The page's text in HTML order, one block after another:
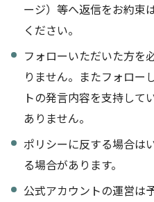
ージ）等へ返信をお約束
ください。
フォローいただいた方を
りません。またフォロー
トの発言内容を支持して
ありません。
ポリシーに反する場合は
る場合があります。
公式アカウントの運営は